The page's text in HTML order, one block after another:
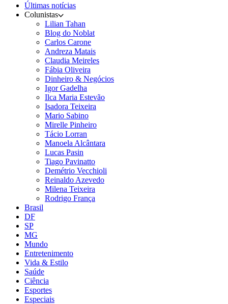
Últimas notícias
Colunistas
Lilian Tahan
Blog do Noblat
Carlos Carone
Andreza Matais
Claudia Meireles
Fábia Oliveira
Dinheiro & Negócios
Igor Gadelha
Ilca Maria Estevão
Isadora Teixeira
Mario Sabino
Mirelle Pinheiro
Tácio Lorran
Manoela Alcântara
Lucas Pasin
Tiago Pavinatto
Demétrio Vecchioli
Reinaldo Azevedo
Milena Teixeira
Rodrigo França
Brasil
DF
SP
MG
Mundo
Entretenimento
Vida & Estilo
Saúde
Ciência
Esportes
Especiais